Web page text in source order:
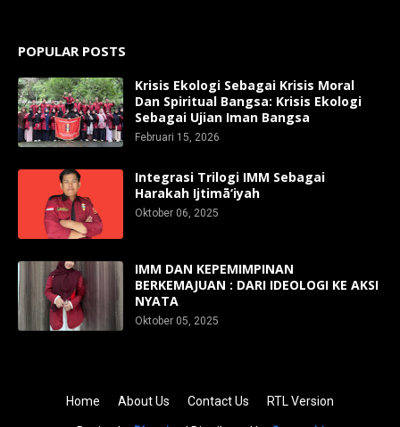
POPULAR POSTS
Krisis Ekologi Sebagai Krisis Moral
Dan Spiritual Bangsa: Krisis Ekologi
Sebagai Ujian Iman Bangsa
Februari 15, 2026
Integrasi Trilogi IMM Sebagai
Harakah Ijtimā‘iyah
Oktober 06, 2025
IMM DAN KEPEMIMPINAN
BERKEMAJUAN : DARI IDEOLOGI KE AKSI
NYATA
Oktober 05, 2025
Home About Us Contact Us RTL Version